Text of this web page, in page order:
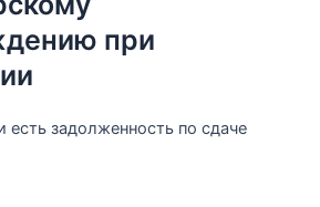
при
есть задолженность по сдаче